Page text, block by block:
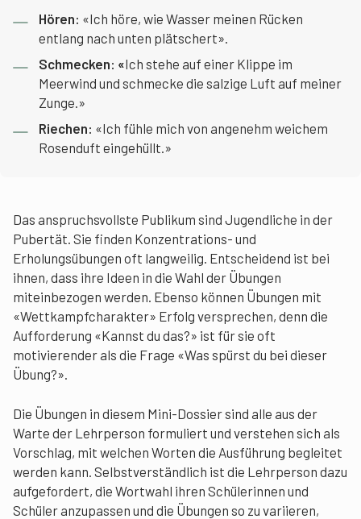
Hören: «Ich höre, wie Wasser meinen Rücken
entlang nach unten plätschert».
Schmecken: «Ich stehe auf einer Klippe im
Meerwind und schmecke die salzige Luft auf meiner
Zunge.»
Riechen: «Ich fühle mich von angenehm weichem
Rosenduft eingehüllt.»
Das anspruchsvollste Publikum sind Jugendliche in der
Pubertät. Sie finden Konzentrations- und
Erholungsübungen oft langweilig. Entscheidend ist bei
ihnen, dass ihre Ideen in die Wahl der Übungen
miteinbezogen werden. Ebenso können Übungen mit
«Wettkampfcharakter» Erfolg versprechen, denn die
Aufforderung «Kannst du das?» ist für sie oft
motivierender als die Frage «Was spürst du bei dieser
Übung?».
Die Übungen in diesem Mini-Dossier sind alle aus der
Warte der Lehrperson formuliert und verstehen sich als
Vorschlag, mit welchen Worten die Ausführung begleitet
werden kann. Selbstverständlich ist die Lehrperson dazu
aufgefordert, die Wortwahl ihren Schülerinnen und
Schüler anzupassen und die Übungen so zu variieren,